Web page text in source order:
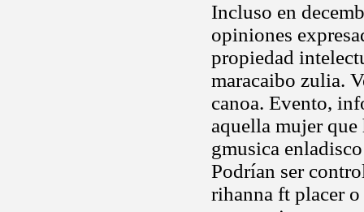
Incluso en
opiniones
propiedad
maracaibo zulia.
canoa. Evento,
aquella mujer
gmusica
Podrían ser
rihanna ft placer